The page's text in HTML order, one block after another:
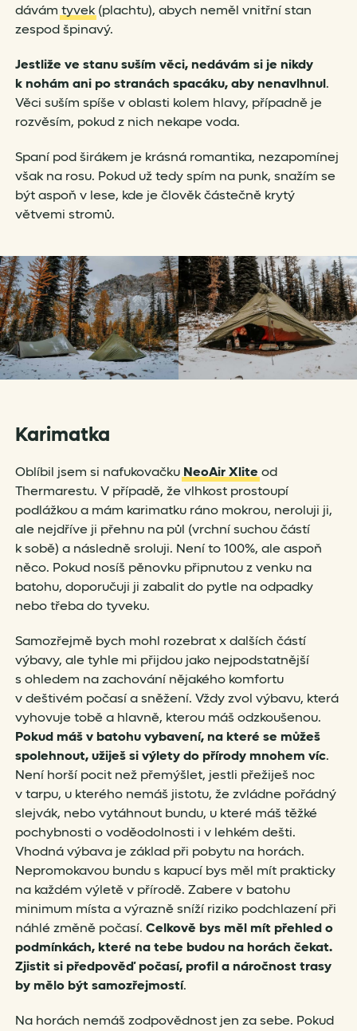
dávám tyvek(plachtu), abych neměl vnitřní stan
zespod špinavý.
Jestliže ve stanu suším věci, nedávám si je nikdy
k nohám ani po stranách spacáku, aby nenavlhnul.
Věci suším spíše v oblasti kolem hlavy, případně je
rozvěsím, pokud z nich nekape voda.
Spaní pod širákem je krásná romantika, nezapomínej
však na rosu. Pokud už tedy spím na punk, snažím se
být aspoň v lese, kde je člověk částečně krytý
větvemi stromů.
Karimatka
Oblíbil jsem si nafukovačku NeoAir Xlite od
Thermarestu. V případě, že vlhkost prostoupí
podlážkou a mám karimatku ráno mokrou, neroluji ji,
ale nejdříve ji přehnu na půl (vrchní suchou částí
k sobě) a následně sroluji. Není to 100%, ale aspoň
něco. Pokud nosíš pěnovku připnutou z venku na
batohu, doporučuji ji zabalit do pytle na odpadky
nebo třeba do tyveku.
Samozřejmě bych mohl rozebrat x dalších částí
výbavy, ale tyhle mi přijdou jako nejpodstatnější
s ohledem na zachování nějakého komfortu
v deštivém počasí a sněžení. Vždy zvol výbavu, která
vyhovuje tobě a hlavně, kterou máš odzkoušenou.
Pokud máš v batohu vybavení, na které se můžeš
spolehnout, užiješ si výlety do přírody mnohem víc.
Není horší pocit než přemýšlet, jestli přežiješ noc
v tarpu, u kterého nemáš jistotu, že zvládne pořádný
slejvák, nebo vytáhnout bundu, u které máš těžké
pochybnosti o voděodolnosti i v lehkém dešti.
Vhodná výbava je základ při pobytu na horách.
Nepromokavou bundu s kapucí bys měl mít prakticky
na každém výletě v přírodě. Zabere v batohu
minimum místa a výrazně sníží riziko podchlazení při
náhlé změně počasí. Celkově bys měl mít přehled o
podmínkách, které na tebe budou na horách čekat.
Zjistit si předpověď počasí, profil a náročnost trasy
by mělo být samozřejmostí.
Na horách nemáš zodpovědnost jen za sebe. Pokud